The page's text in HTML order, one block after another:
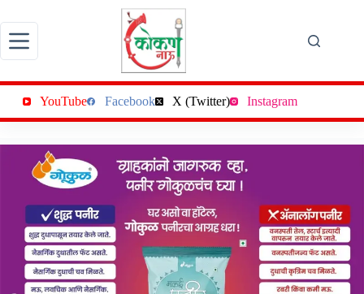
to
content
YouTube Facebook X (Twitter) Instagram